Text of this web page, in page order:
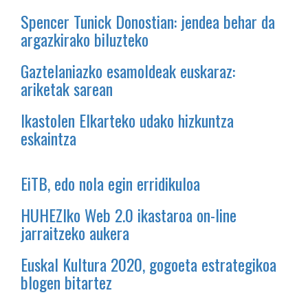
Spencer Tunick Donostian: jendea behar da
argazkirako biluzteko
Gaztelaniazko esamoldeak euskaraz:
ariketak sarean
Ikastolen Elkarteko udako hizkuntza
eskaintza
EiTB, edo nola egin erridikuloa
HUHEZIko Web 2.0 ikastaroa on-line
jarraitzeko aukera
Euskal Kultura 2020, gogoeta estrategikoa
blogen bitartez